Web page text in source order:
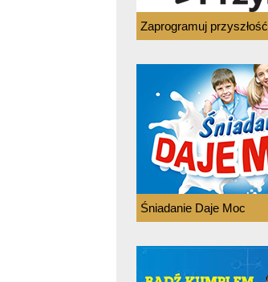
Zaprogramuj przyszłość
Śniadanie Daje Moc